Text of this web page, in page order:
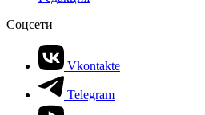
Соцсети
Vkontakte
Telegram